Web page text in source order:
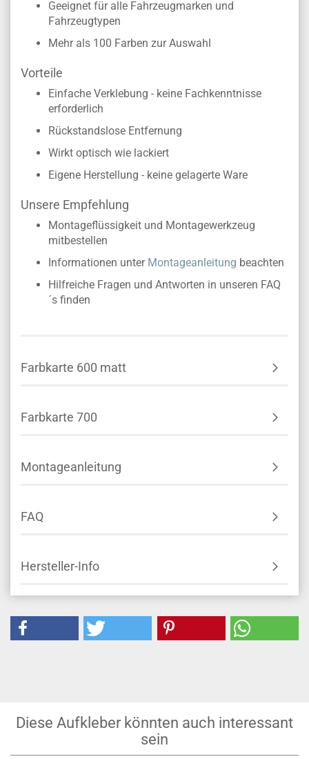
Geeignet für alle Fahrzeugmarken und
Fahrzeugtypen
Mehr als 100 Farben zur Auswahl
Vorteile
Einfache Verklebung - keine Fachkenntnisse
erforderlich
Rückstandslose Entfernung
Wirkt optisch wie lackiert
Eigene Herstellung - keine gelagerte Ware
Unsere Empfehlung
Montageflüssigkeit und Montagewerkzeug
mitbestellen
Informationen unter Montageanleitung beachten
Hilfreiche Fragen und Antworten in unseren FAQ
´s finden
Farbkarte 600 matt
Farbkarte 700
Montageanleitung
FAQ
Hersteller-Info
Diese Aufkleber könnten auch interessant
sein